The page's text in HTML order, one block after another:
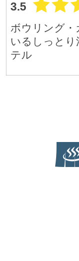
3.5
ボウリング・
いるしっとり
テル